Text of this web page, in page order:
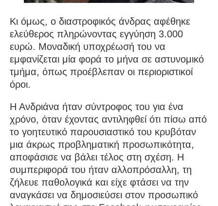
Κι όμως, ο διαστροφικός άνδρας αφέθηκε
ελεύθερος πληρώνοντας εγγύηση 3.000
ευρώ. Μοναδική υποχρέωσή του να
εμφανίζεται μία φορά το μήνα σε αστυνομικό
τμήμα, όπως προέβλεπαν οι περιοριστικοί
όροι.
Η Ανδριάνα ήταν σύντροφος του για ένα
χρόνο, όταν έχοντας αντιληφθεί ότι πίσω από
το γοητευτικό παρουσιαστικό του κρυβόταν
μια άκρως προβληματική προσωπικότητα,
αποφάσισε να βάλει τέλος στη σχέση. Η
συμπεριφορά του ήταν αλλοπρόσαλλη, τη
ζήλευε παθολογικά και είχε φτάσει να την
αναγκάσει να δημοσιεύσει στον προσωπικό